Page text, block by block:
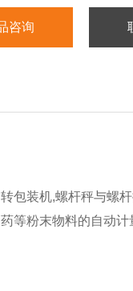
咨询
包装机,螺杆秤与螺
等粉末物料的自动计